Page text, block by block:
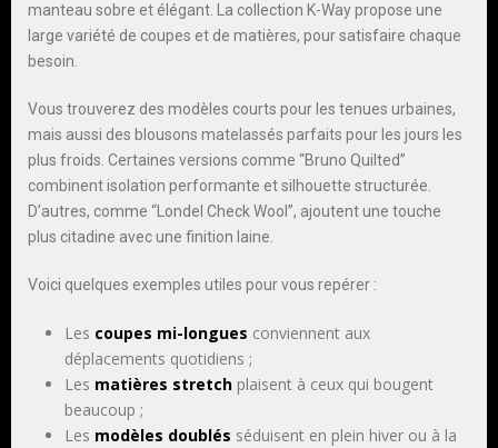
manteau sobre et élégant. La collection K-Way propose une
large variété de coupes et de matières, pour satisfaire chaque
besoin.
Vous trouverez des modèles courts pour les tenues urbaines,
mais aussi des blousons matelassés parfaits pour les jours les
plus froids. Certaines versions comme “Bruno Quilted”
combinent isolation performante et silhouette structurée.
D’autres, comme “Londel Check Wool”, ajoutent une touche
plus citadine avec une finition laine.
Voici quelques exemples utiles pour vous repérer :
Les coupes mi-longues conviennent aux
déplacements quotidiens ;
Les matières stretchplaisent à ceux qui bougent
beaucoup ;
Les modèles doublés séduisent en plein hiver ou à la